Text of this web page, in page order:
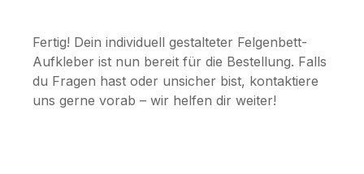
Fertig! Dein individuell gestalteter Felgenbett-
Aufkleber ist nun bereit für die Bestellung. Falls
du Fragen hast oder unsicher bist, kontaktiere
uns gerne vorab – wir helfen dir weiter!